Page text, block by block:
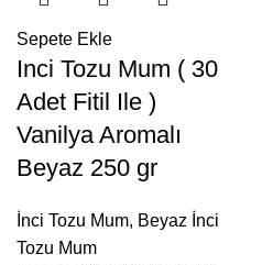
Sepete Ekle
Inci Tozu Mum ( 30
Adet Fitil Ile )
Vanilya Aromalı
Beyaz 250 gr
İnci Tozu Mum, Beyaz İnci
Tozu Mum